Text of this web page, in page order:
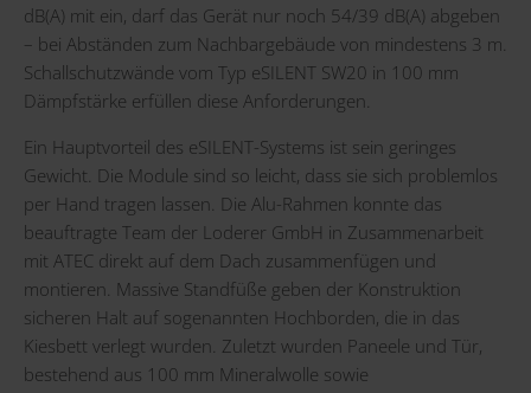
dB(A) mit ein, darf das Gerät nur noch 54/39 dB(A) abgeben
– bei Abständen zum Nachbargebäude von mindestens 3 m.
Schallschutzwände vom Typ eSILENT SW20 in 100 mm
Dämpfstärke erfüllen diese Anforderungen.
Ein Hauptvorteil des eSILENT-Systems ist sein geringes
Gewicht. Die Module sind so leicht, dass sie sich problemlos
per Hand tragen lassen. Die Alu-Rahmen konnte das
beauftragte Team der Loderer GmbH in Zusammenarbeit
mit ATEC direkt auf dem Dach zusammenfügen und
montieren. Massive Standfüße geben der Konstruktion
sicheren Halt auf sogenannten Hochborden, die in das
Kiesbett verlegt wurden. Zuletzt wurden Paneele und Tür,
bestehend aus 100 mm Mineralwolle sowie